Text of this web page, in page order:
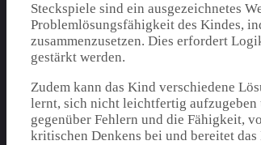
Steckspiele sind ein ausgezeichnetes
Problemlösungsfähigkeit des Kindes,
zusammenzusetzen. Dies erfordert
gestärkt werden.
Zudem kann das Kind verschiedene
lernt, sich nicht leichtfertig aufzugeben
gegenüber Fehlern und die Fähigkeit,
kritischen Denkens bei und bereitet